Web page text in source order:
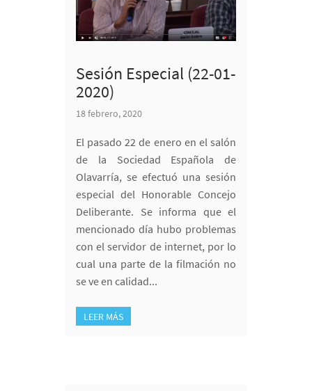
Sesión Especial (22-01-
2020)
18 febrero, 2020
El pasado 22 de enero en el salón
de la Sociedad Española de
Olavarría, se efectuó una sesión
especial del Honorable Concejo
Deliberante. Se informa que el
mencionado día hubo problemas
con el servidor de internet, por lo
cual una parte de la filmación no
se ve en calidad...
LEER MÁS